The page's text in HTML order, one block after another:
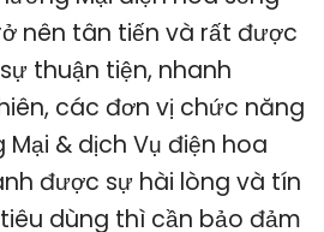
nên tân tiến và rất được
thuận tiện, nhanh
các đơn vị chức năng
& dịch Vụ điện hoa
được sự hài lòng và tín
dùng thì cần bảo đảm